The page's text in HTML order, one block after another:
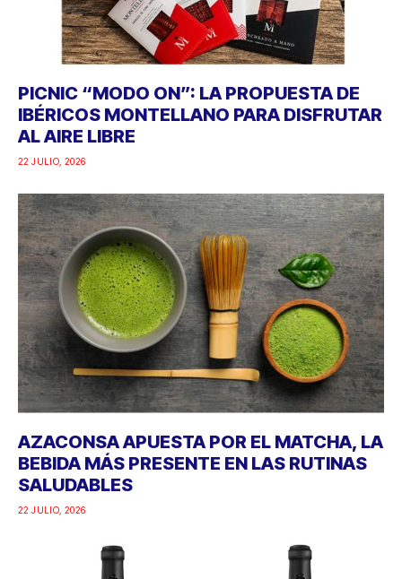
PICNIC “MODO ON”: LA PROPUESTA DE
IBÉRICOS MONTELLANO PARA DISFRUTAR
AL AIRE LIBRE
22 JULIO, 2026
AZACONSA APUESTA POR EL MATCHA, LA
BEBIDA MÁS PRESENTE EN LAS RUTINAS
SALUDABLES
22 JULIO, 2026